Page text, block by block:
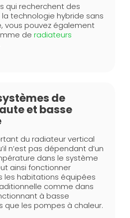
qui recherchent des
technologie hybride sans
vous pouvez également
de radiateurs
de
et basse
du radiateur vertical
n’est pas dépendant d’un
dans le système
ainsi fonctionner
les habitations équipées
comme dans
à basse
que les pompes à chaleur.